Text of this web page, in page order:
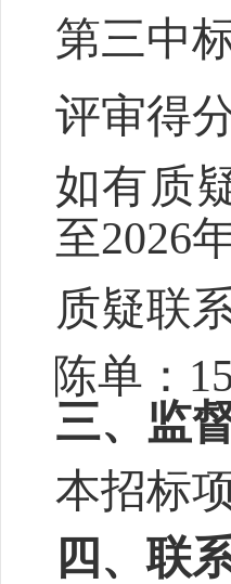
第三中
评审得
如有质
至2026
质疑联
陈单：
三、 监
本招标
四、联